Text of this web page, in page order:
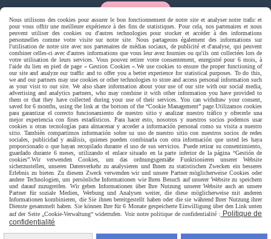
Livraison rapide
livraison à domicile France et union europeen
Nous utilisons des cookies pour assurer le bon fonctionnement de notre site et analyser notre trafic et
pour vous offrir une meilleure expérience à des fins de statistiques. Pour cela, nos partenaires et nous
peuvent utiliser des cookies ou d'autres technologies pour stocker et accéder à des informations
personnelles comme votre visite sur notre site. Nous partageons également des informations sur
l'utilisation de notre site avec nos partenaires de médias sociaux, de publicité et d'analyse, qui peuvent
combiner celles-ci avec d'autres informations que vous leur avez fournies ou qu'ils ont collectées lors de
votre utilisation de leurs services. Vous pouvez retirer votre consentement, enregistré pour 6 mois, à
l'aide du lien en pied de page « Gestion Cookies ». We use cookies to ensure the proper functioning of
our site and analyze our traffic and to offer you a better experience for statistical purposes. To do this,
we and our partners may use cookies or other technologies to store and access personal information such
as your visit to our site. We also share information about your use of our site with our social media,
advertising and analytics partners, who may combine it with other information you have provided to
them or that they have collected during your use of their services. You can withdraw your consent,
saved for 6 months, using the link at the bottom of the “Cookie Management” page. Utilizamos cookies
para garantizar el correcto funcionamiento de nuestro sitio y analizar nuestro tráfico y ofrecerle una
mejor experiencia con fines estadísticos. Para hacer esto, nosotros y nuestros socios podemos usar
cookies u otras tecnologías para almacenar y acceder a información personal como su visita a nuestro
sitio. También compartimos información sobre su uso de nuestro sitio con nuestros socios de redes
sociales, publicidad y análisis, quienes pueden combinarla con otra información que usted les haya
proporcionado o que hayan recopilado durante el uso de sus servicios. Puede retirar su consentimiento,
guardado durante 6 meses, utilizando el enlace situado en la parte inferior de la página “Gestión de
cookies”. Wir verwenden Cookies, um das ordnungsgemäße Funktionieren unserer Website
sicherzustellen, unseren Datenverkehr zu analysieren und Ihnen zu statistischen Zwecken ein besseres
Erlebnis zu bieten. Zu diesem Zweck verwenden wir und unsere Partner möglicherweise Cookies oder
andere Technologien, um persönliche Informationen wie Ihren Besuch auf unserer Website zu speichern
und darauf zuzugreifen. Wir geben Informationen über Ihre Nutzung unserer Website auch an unsere
Partner für soziale Medien, Werbung und Analysen weiter, die diese möglicherweise mit anderen
Informationen kombinieren, die Sie ihnen bereitgestellt haben oder die sie während Ihrer Nutzung ihrer
Dienste gesammelt haben. Sie können Ihre für 6 Monate gespeicherte Einwilligung über den Link unten
auf der Seite „Cookie-Verwaltung“ widerrufen. Voir notre politique de confidentialité :
Politique de
confidentialité